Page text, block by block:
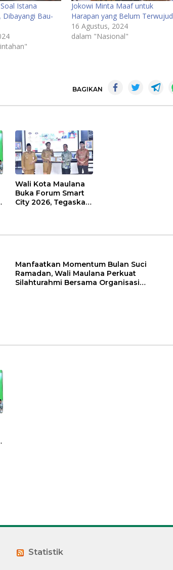
Istana
Dibayangi Bau-
Jokowi Minta Maaf untuk
Harapan yang Belum Terwujud
16 Agustus, 2024
dalam "Nasional"
BAGIKAN
Wali Kota Maulana
Buka Forum Smart
City 2026, Tegaskan
di Kota Jambi
Manfaatkan Momentum Bulan Suci
Ramadan, Wali Maulana Perkuat
Silahturahmi Bersama Organisasi
Statistik